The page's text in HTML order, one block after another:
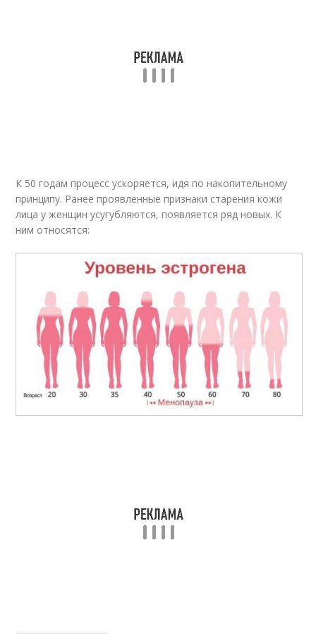
К 50 годам процесс ускоряется, идя по накопительному
принципу. Ранее проявленные признаки старения кожи
лица у женщин усугубляются, появляется ряд новых. К
ним относятся: